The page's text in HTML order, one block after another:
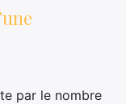
par le nombre